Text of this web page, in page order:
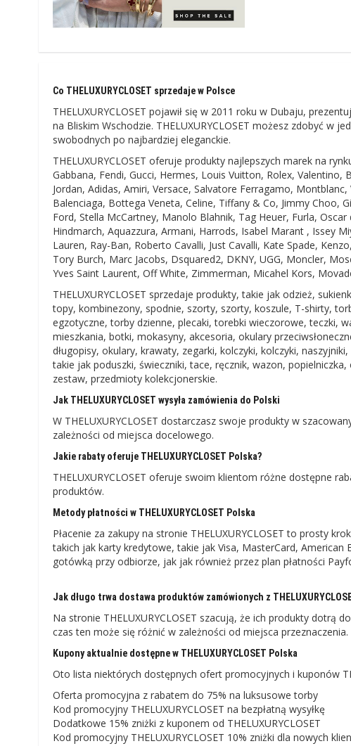
Co THELUXURYCLOSET sprzedaje w Polsce
THELUXURYCLOSET pojawił się w 2011 roku w Dubaju,
na Bliskim Wschodzie. THELUXURYCLOSET możesz zdobyć w
swobodnych po najbardziej eleganckie.
THELUXURYCLOSET oferuje produkty najlepszych marek na
Gabbana, Fendi, Gucci, Hermes, Louis Vuitton, Rolex,
Jordan, Adidas, Amiri, Versace, Salvatore Ferragamo,
Balenciaga, Bottega Veneta, Celine, Tiffany & Co, Jimmy Choo,
Ford, Stella McCartney, Manolo Blahnik, Tag Heuer, Furla,
Hindmarch, Aquazzura, Armani, Harrods, Isabel Marant , Issey
Lauren, Ray-Ban, Roberto Cavalli, Just Cavalli, Kate Spade,
Tory Burch, Marc Jacobs, Dsquared2, DKNY, UGG, Moncler,
Yves Saint Laurent, Off White, Zimmerman, Micahel Kors,
THELUXURYCLOSET sprzedaje produkty, takie jak odzież,
topy, kombinezony, spodnie, szorty, szorty, koszule, T-shirty,
egzotyczne, torby dzienne, plecaki, torebki wieczorowe, teczki,
mieszkania, botki, mokasyny, akcesoria, okulary
długopisy, okulary, krawaty, zegarki, kolczyki, kolczyki,
takie jak poduszki, świeczniki, tace, ręcznik, wazon,
zestaw, przedmioty kolekcjonerskie.
Jak THELUXURYCLOSET wysyła zamówienia do Polski
W THELUXURYCLOSET dostarczasz swoje produkty w
zależności od miejsca docelowego.
Jakie rabaty oferuje THELUXURYCLOSET Polska?
THELUXURYCLOSET oferuje swoim klientom różne dostępne
produktów.
Metody płatności w THELUXURYCLOSET Polska
Płacenie za zakupy na stronie THELUXURYCLOSET to prosty
takich jak karty kredytowe, takie jak Visa, MasterCard,
gotówką przy odbiorze, jak jak również przez plan płatności
Jak długo trwa dostawa produktów zamówionych z
Na stronie THELUXURYCLOSET szacują, że ich produkty dotrą
czas ten może się różnić w zależności od miejsca przeznaczenia.
Kupony aktualnie dostępne w THELUXURYCLOSET Polska
Oto lista niektórych dostępnych ofert promocyjnych i kuponów
Oferta promocyjna z rabatem do 75% na luksusowe torby
Kod promocyjny THELUXURYCLOSET na bezpłatną wysyłkę
Dodatkowe 15% zniżki z kuponem od THELUXURYCLOSET
Kod promocyjny THELUXURYCLOSET 10% zniżki dla nowych